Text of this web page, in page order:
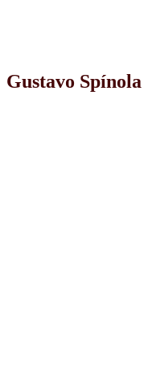
Gustavo Spínola